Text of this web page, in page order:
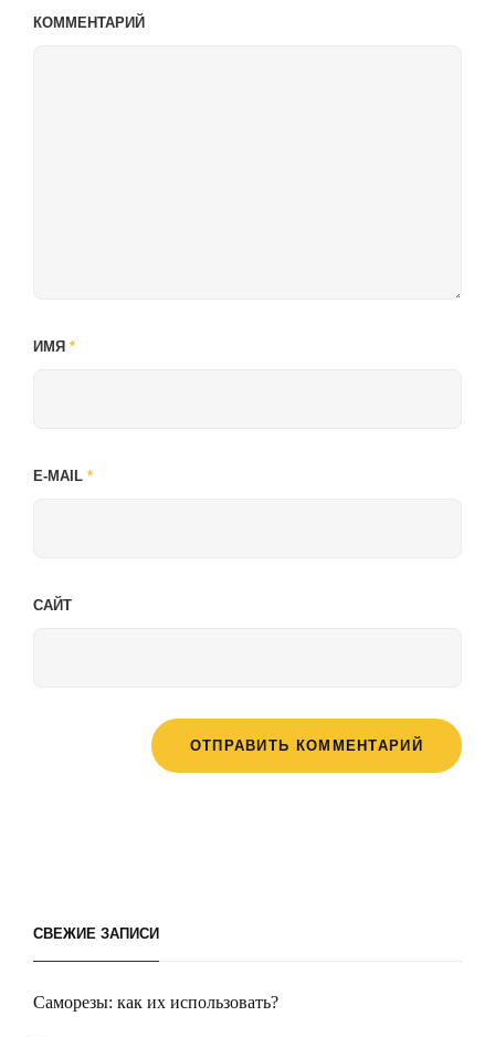
КОММЕНТАРИЙ
ИМЯ *
E-MAIL *
САЙТ
СВЕЖИЕ ЗАПИСИ
Саморезы: как их использовать?